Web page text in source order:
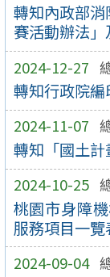
轉知內政部
賽活動辦法
2024-12-27
轉知行政院編
2024-11-07
轉知「國土計
2024-10-25
桃園市身障
服務項目一覽
2024-09-04